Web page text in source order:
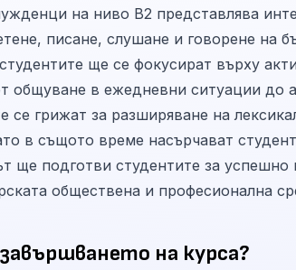
на ниво B2 представлява
писане, слушане и говорене на
ще се фокусират върху
общуване в ежедневни ситуации до
се грижат за разширяване на
в същото време насърчават
ще подготви студентите за
обществена и професионална
на курса?